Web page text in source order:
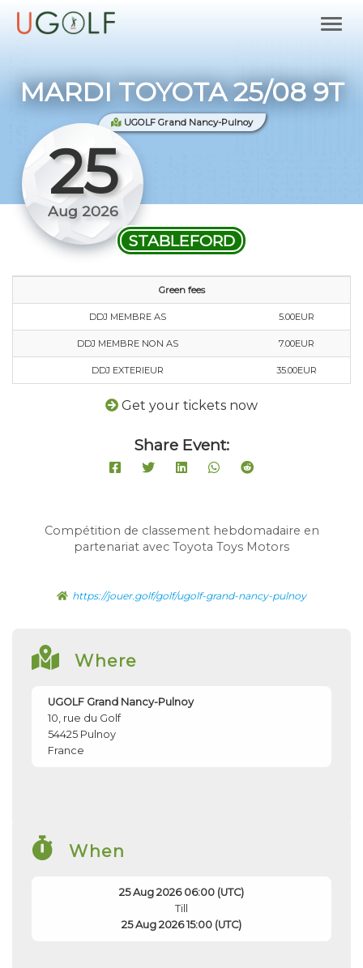
MARDI TOYOTA 25/08 9T
UGOLF Grand Nancy-Pulnoy
25
Aug 2026
STABLEFORD
Green fees
DDJ MEMBRE AS 5.00EUR
DDJ MEMBRE NON AS 7.00EUR
DDJ EXTERIEUR 35.00EUR
Get your tickets now
Share Event:
Compétition de classement hebdomadaire en
partenariat avec Toyota Toys Motors
https://jouer.golf/golf/ugolf-grand-nancy-pulnoy
Where
UGOLF Grand Nancy-Pulnoy
10, rue du Golf
54425 Pulnoy
France
When
25 Aug 2026 06:00 (UTC)
Till
25 Aug 2026 15:00 (UTC)